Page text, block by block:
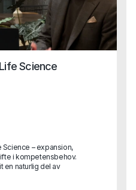
Science
Science – expansion,
i kompetensbehov.
en naturlig del av
rekryterare på